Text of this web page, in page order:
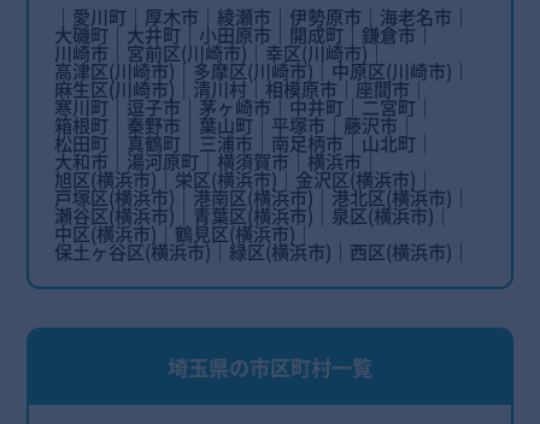
愛川町 厚木市 綾瀬市 伊勢原市 海老名市
大磯町 大井町 小田原市 開成町 鎌倉市
川崎市 宮前区(川崎市) 幸区(川崎市)
高津区(川崎市) 多摩区(川崎市) 中原区(川崎市)
麻生区(川崎市) 清川村 相模原市 座間市
寒川町 逗子市 茅ヶ崎市 中井町 二宮町
箱根町 秦野市 葉山町 平塚市 藤沢市
松田町 真鶴町 三浦市 南足柄市 山北町
大和市 湯河原町 横須賀市 横浜市
旭区(横浜市) 栄区(横浜市) 金沢区(横浜市)
戸塚区(横浜市) 港南区(横浜市) 港北区(横浜市)
瀬谷区(横浜市) 青葉区(横浜市) 泉区(横浜市)
中区(横浜市) 鶴見区(横浜市)
保土ヶ谷区(横浜市) 緑区(横浜市) 西区(横浜市)
埼玉県の市区町村一覧